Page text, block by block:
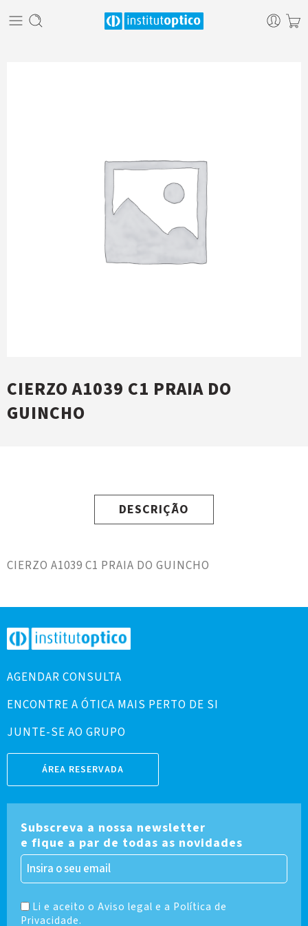
CIERZO A1039 C1 PRAIA DO
GUINCHO
DESCRIÇÃO
CIERZO A1039 C1 PRAIA DO GUINCHO
AGENDAR CONSULTA
ENCONTRE A ÓTICA MAIS PERTO DE SI
JUNTE-SE AO GRUPO
ÁREA RESERVADA
Subscreva a nossa newsletter
e fique a par de todas as novidades
Li e aceito o Aviso legal e a Política de
Privacidade.